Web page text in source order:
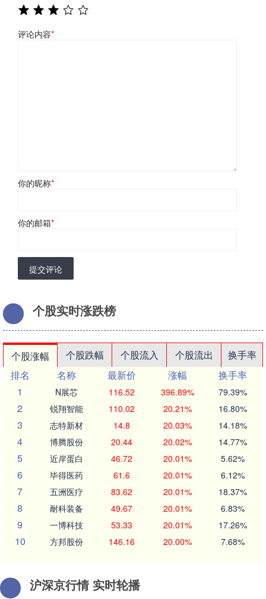
评论内容*
你的昵称*
你的邮箱*
提交评论
个股实时涨跌榜
个股涨幅 个股跌幅 个股流入 个股流出
换手率
排名
名称 最新价 涨幅
换手率
1
N展芯 116.52 396.89% 79.39%
2 锐翔智能 110.02 20.21% 16.80%
3 志特新材 14.8 20.03% 14.18%
4 博腾股份 20.44 20.02% 14.77%
5 近岸蛋白 46.72 20.01% 5.62%
6 毕得医药 61.6 20.01% 6.12%
7 五洲医疗 83.62 20.01% 18.37%
8 耐科装备 49.67 20.01% 6.83%
9 一博科技 53.33 20.01% 17.26%
10 方邦股份 146.16 20.00% 7.68%
沪深京行情 实时轮播